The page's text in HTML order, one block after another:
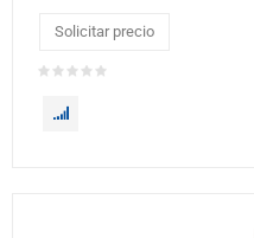
Solicitar precio